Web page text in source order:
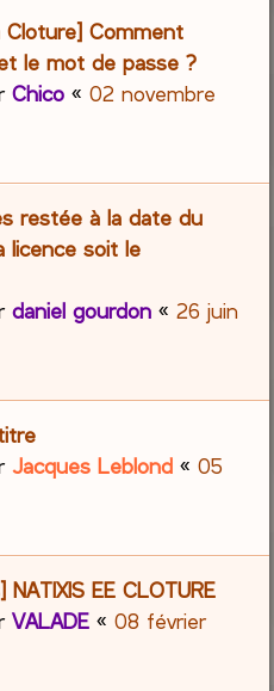
Cloture] Comment
le mot de passe ?
Chico «02 novembre
restée à la date du
licence soit le
daniel gourdon «26 juin
Jacques Leblond «05
EE CLOTURE
VALADE «08 février